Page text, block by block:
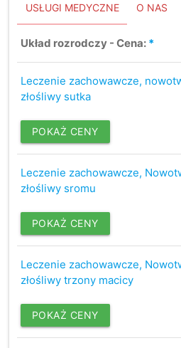
USŁUGI MEDYCZNE O NAS
Układ rozrodczy - Cena: *
Leczenie zachowawcze,
złośliwy sutka
POKAŻ CENY
Leczenie zachowawcze,
złośliwy sromu
POKAŻ CENY
Leczenie zachowawcze,
złośliwy trzony macicy
POKAŻ CENY